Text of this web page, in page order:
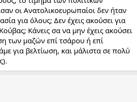
οι Ανατολικοευρωπαίοι δεν ήταν
για όλους; Δεν έχεις ακούσει για
Κάνεις σα να μην έχεις ακούσει
των μαζών επί τσάρου ή επί
για βελτίωση, και μάλιστα σε πολύ